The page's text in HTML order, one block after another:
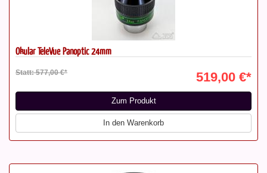
Okular TeleVue Panoptic 24mm
Statt: 577,00 €* 519,00 €*
Zum Produkt
In den Warenkorb